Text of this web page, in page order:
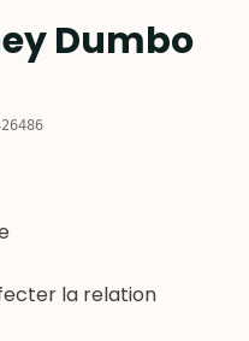
Dumbo
la relation